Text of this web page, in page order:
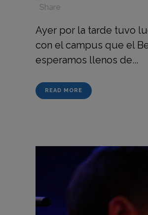
Share
Ayer por la tarde tuvo
con el campus que el
esperamos llenos de...
READ MORE